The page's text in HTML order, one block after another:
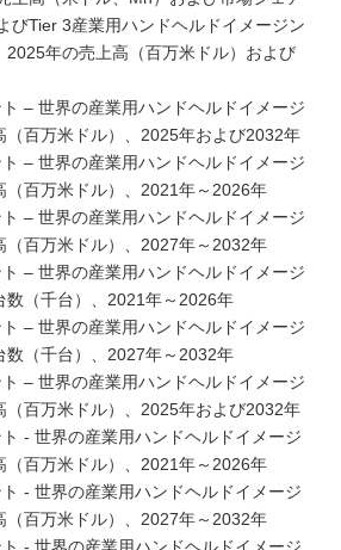
びTier 3産業用ハンドヘルドイメージン
2025年の売上高（百万米ドル）および
– 世界の産業用ハンドヘルドイメージ
（百万米ドル）、2025年および2032年
– 世界の産業用ハンドヘルドイメージ
（百万米ドル）、2021年～2026年
– 世界の産業用ハンドヘルドイメージ
（百万米ドル）、2027年～2032年
– 世界の産業用ハンドヘルドイメージ
数（千台）、2021年～2026年
– 世界の産業用ハンドヘルドイメージ
数（千台）、2027年～2032年
– 世界の産業用ハンドヘルドイメージ
（百万米ドル）、2025年および2032年
- 世界の産業用ハンドヘルドイメージ
（百万米ドル）、2021年～2026年
- 世界の産業用ハンドヘルドイメージ
（百万米ドル）、2027年～2032年